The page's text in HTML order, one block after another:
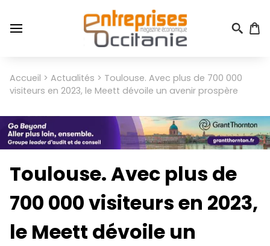
au
contenu
Menu
du
de
l'utilisateur
Fil
Accueil Actualités
Toulouse. Avec plus de 700 000
visiteurs en 2023, le Meett dévoile un avenir prospère
Toulouse. Avec plus de
700 000 visiteurs en 2023,
le Meett dévoile un